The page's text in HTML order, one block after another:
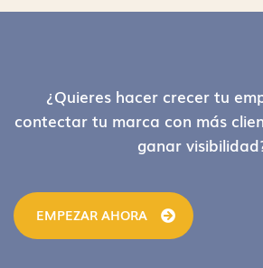
Footer¿Quieres hacer crecer tu
contectar tu marca con más
ganar
EMPEZAR AHORA